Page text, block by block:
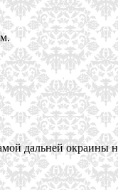
дальней окраины